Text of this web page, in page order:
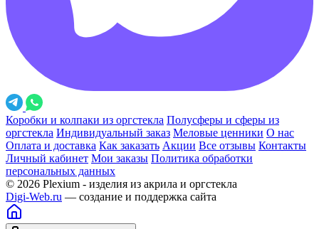
Коробки и колпаки из оргстекла Полусферы и сферы из
оргстекла Индивидуальный заказ Меловые ценники О нас
Оплата и доставка Как заказать Акции Все отзывы Контакты
Личный кабинет Мои заказы Политика обработки
персональных данных
© 2026 Plexium - изделия из акрила и оргстекла
Digi-Web.ru — создание и поддержка сайта